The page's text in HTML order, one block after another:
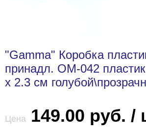
"Gamma" Коробка
принадл. OM-042
x 2.3 см
Цена 149.00 руб. /